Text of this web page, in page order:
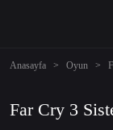
Anasayfa > Oyun >
Far Cry 3